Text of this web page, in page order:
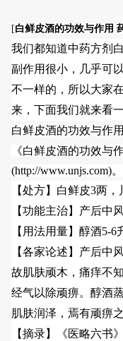
[白鲜皮酒的功效与作用
我们都知道中药方剂
副作用很小，几乎可
不一样的，所以大家
来，下面我们就来看一
白鲜皮酒的功效与作
《白鲜皮酒的功效与
(http://www.unjs.com)。
【处方】白鲜皮3两，
【功能主治】产后中
【用法用量】醇酒5-6
【各家论述】产后中
故肌肤顽木，痛痒不
经气以除顽痹。醇酒
肌肤润泽，焉有顽痹
【摘录】《医略六书